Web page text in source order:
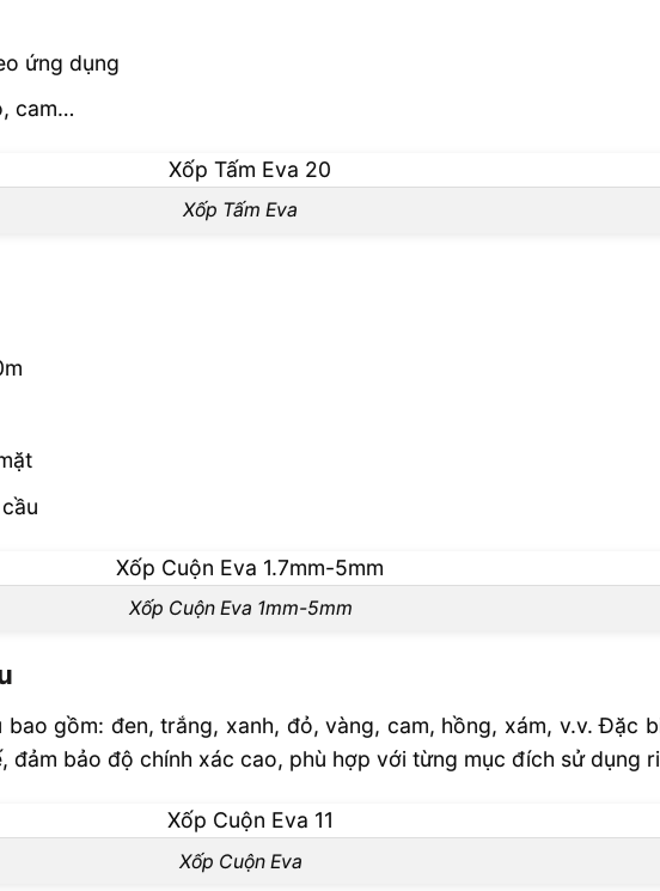
ứng dụng
cam…
Xốp Tấm Eva
Xốp Cuộn Eva 1mm-5mm
gồm: đen, trắng, xanh, đỏ, vàng, cam, hồng, xám, v.v. Đặc
đảm bảo độ chính xác cao, phù hợp với từng mục đích sử dụng
Xốp Cuộn Eva